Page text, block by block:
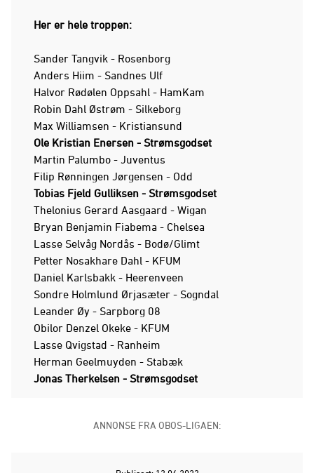
Her er hele troppen:
Sander Tangvik - Rosenborg
Anders Hiim - Sandnes Ulf
Halvor Rødølen Oppsahl - HamKam
Robin Dahl Østrøm - Silkeborg
Max Williamsen - Kristiansund
Ole Kristian Enersen - Strømsgodset
Martin Palumbo - Juventus
Filip Rønningen Jørgensen - Odd
Tobias Fjeld Gulliksen - Strømsgodset
Thelonius Gerard Aasgaard - Wigan
Bryan Benjamin Fiabema - Chelsea
Lasse Selvåg Nordås - Bodø/Glimt
Petter Nosakhare Dahl - KFUM
Daniel Karlsbakk - Heerenveen
Sondre Holmlund Ørjasæter - Sogndal
Leander Øy - Sarpborg 08
Obilor Denzel Okeke - KFUM
Lasse Qvigstad - Ranheim
Herman Geelmuyden - Stabæk
Jonas Therkelsen - Strømsgodset
ANNONSE FRA OBOS-LIGAEN: